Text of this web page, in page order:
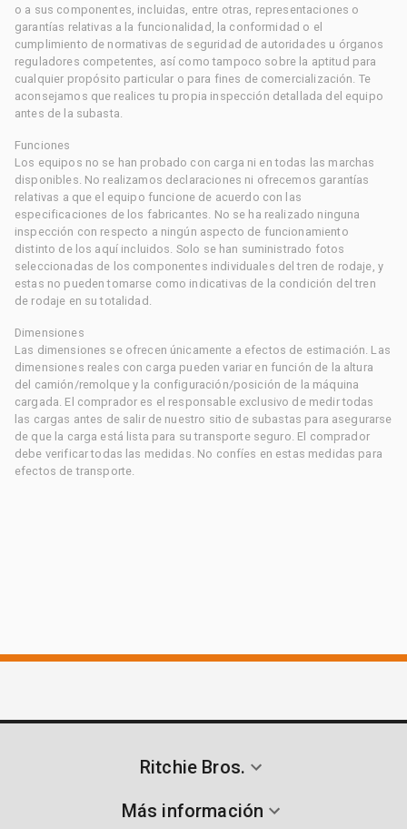
o a sus componentes, incluidas, entre otras, representaciones o
garantías relativas a la funcionalidad, la conformidad o el
cumplimiento de normativas de seguridad de autoridades u órganos
reguladores competentes, así como tampoco sobre la aptitud para
cualquier propósito particular o para fines de comercialización. Te
aconsejamos que realices tu propia inspección detallada del equipo
antes de la subasta.
Funciones
Los equipos no se han probado con carga ni en todas las marchas
disponibles. No realizamos declaraciones ni ofrecemos garantías
relativas a que el equipo funcione de acuerdo con las
especificaciones de los fabricantes. No se ha realizado ninguna
inspección con respecto a ningún aspecto de funcionamiento
distinto de los aquí incluidos. Solo se han suministrado fotos
seleccionadas de los componentes individuales del tren de rodaje, y
estas no pueden tomarse como indicativas de la condición del tren
de rodaje en su totalidad.
Dimensiones
Las dimensiones se ofrecen únicamente a efectos de estimación. Las
dimensiones reales con carga pueden variar en función de la altura
del camión/remolque y la configuración/posición de la máquina
cargada. El comprador es el responsable exclusivo de medir todas
las cargas antes de salir de nuestro sitio de subastas para asegurarse
de que la carga está lista para su transporte seguro. El comprador
debe verificar todas las medidas. No confíes en estas medidas para
efectos de transporte.
Ritchie Bros.
Más información